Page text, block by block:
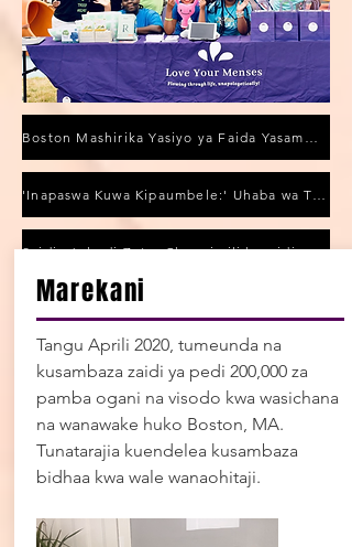
Boston Mashirika Yasiyo ya Faida Yasambaza Zaidi ya Bidhaa 4,500 za Hedhi Kupambana na Umaskini wa Kipindi
'Inapaswa Kuwa Kipaumbele:' Uhaba wa Tamponi wa Kitaifa Unaathiri Duka za Ndani
Saidia Juhudi Zetu: Changia ili kusaidia ununuzi wa pedi zinazoweza kutumika tena
Muhimu Kutoka kwa
Jumuiya
Marekani
Tangu Aprili 2020, tumeunda na
kusambaza zaidi ya pedi 200,000 za
pamba ogani na visodo kwa wasichana
na wanawake huko Boston, MA.
Tunatarajia kuendelea kusambaza
bidhaa kwa wale wanaohitaji.